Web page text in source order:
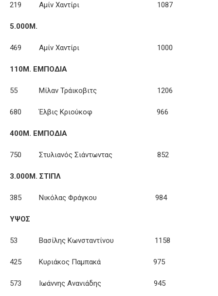
219 Αμίν Χαντίρι 1087
5.000Μ.
469 Αμίν Χαντίρι 1000
110Μ. ΕΜΠΟΔΙΑ
55 Μίλαν Τράικοβιτς 1206
680 Έλβις Κριούκοφ 966
400Μ. ΕΜΠΟΔΙΑ
750 Στυλιανός Σιάντωντας 852
3.000Μ. ΣΤΙΠΛ
385 Νικόλας Φράγκου 984
ΥΨΟΣ
53 Βασίλης Κωνσταντίνου 1158
425 Κυριάκος Παμπακά 975
573 Ιωάννης Ανανιάδης 945